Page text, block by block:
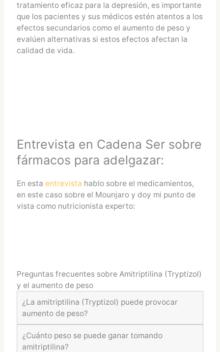
tratamiento eficaz para la depresión, es importante
que los pacientes y sus médicos estén atentos a los
efectos secundarios como el aumento de peso y
evalúen alternativas si estos efectos afectan la
calidad de vida.
Entrevista en Cadena Ser sobre
fármacos para adelgazar:
En esta entrevista hablo sobre el medicamientos,
en este caso sobre el Mounjaro y doy mi punto de
vista como nutricionista experto:
Preguntas frecuentes sobre Amitriptilina (Tryptizol)
y el aumento de peso
¿La amitriptilina (Tryptizol) puede provocar
aumento de peso?
¿Cuánto peso se puede ganar tomando
amitriptilina?